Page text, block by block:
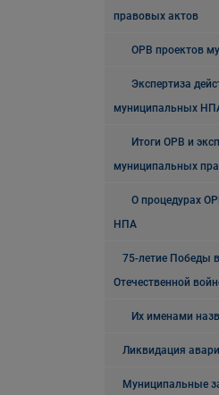
правовых актов
ОРВ проектов
Экспертиза
муниципальных
Итоги ОРВ и
муниципальных
О процедурах
НПА
75-летие Победы
Отечественной
Их именами
Ликвидация
Муниципальные